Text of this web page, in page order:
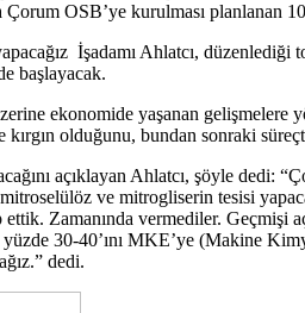
OSB’ye kurulması
İşadamı Ahlatcı, düzenlediği
başlayacak.
ekonomide yaşanan
kırgın olduğunu, bundan sonraki
açıklayan Ahlatcı, şöyle
ve mitrogliserin tesisi
Zamanında vermediler.
30-40’ını MKE’ye (Makine
dedi.